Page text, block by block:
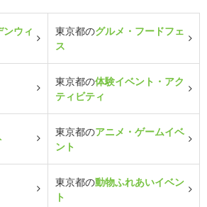
ンウィ
東京都のグルメ・フードフェ
ス
東京都の体験イベント・アク
ティビティ
東京都のアニメ・ゲームイベ
ント
東京都の動物ふれあいイベン
ト